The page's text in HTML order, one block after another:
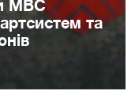
МВС
та